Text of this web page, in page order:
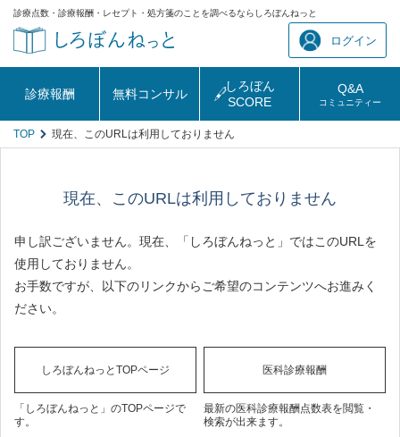
診療点数・診療報酬・レセプト・処方箋のことを調べるならしろぼんねっと
ログイン
診療報酬 無料コンサル
しろぼん
SCORE
Q&A
コミュニティー
TOP 現在、このURLは利用しておりません
現在、このURLは利用しておりません
申し訳ございません。現在、「しろぼんねっと」ではこのURLを
使用しておりません。
お手数ですが、以下のリンクからご希望のコンテンツへお進みく
ださい。
しろぼんねっとTOPページ
「しろぼんねっと」のTOPページで
す。
医科診療報酬
最新の医科診療報酬点数表を閲覧・
検索が出来ます。